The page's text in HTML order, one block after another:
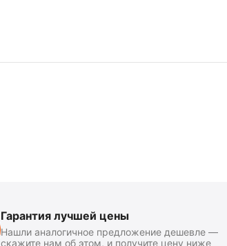
Гарантия лучшей цены
Нашли аналогичное предложение дешевле —
скажите нам об этом, и получите цену ниже